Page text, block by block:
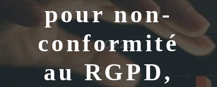
pour non-
conformité
au RGPD,